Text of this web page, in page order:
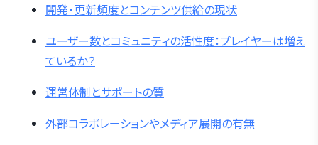
開発・更新頻度とコンテンツ供給の現状
ユーザー数とコミュニティの活性度：プレイヤーは増え
ているか？
運営体制とサポートの質
外部コラボレーションやメディア展開の有無